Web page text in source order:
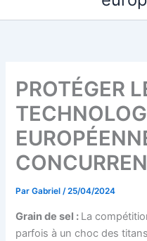
PROTÉGER
ParGabriel/25/04/2024
Grain de sel : La
parfois à un choc des